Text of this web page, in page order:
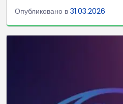
Опубликовано в 31.03.2026